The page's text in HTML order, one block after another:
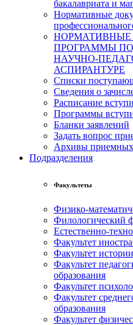
бакалавриата и
Нормативные
ПРОГРАММЫ
НАУЧНО-
АСПИРАНТУРЕ
Списки
Сведения о
Расписание
Программы
Бланки заявлений
Задать вопрос
Архивы
Подразделения
Факультеты
Физико-
Филологический
Естественно-
Факультет
Факультет
Факультет
образования
Факультет
Факультет
образования
Факультет